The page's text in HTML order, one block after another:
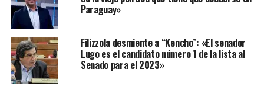
Paraguay»
Filizzola desmiente a “Kencho”: «El senador
Lugo es el candidato número 1 de la lista al
Senado para el 2023»